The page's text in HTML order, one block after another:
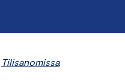
Tilisanomissa